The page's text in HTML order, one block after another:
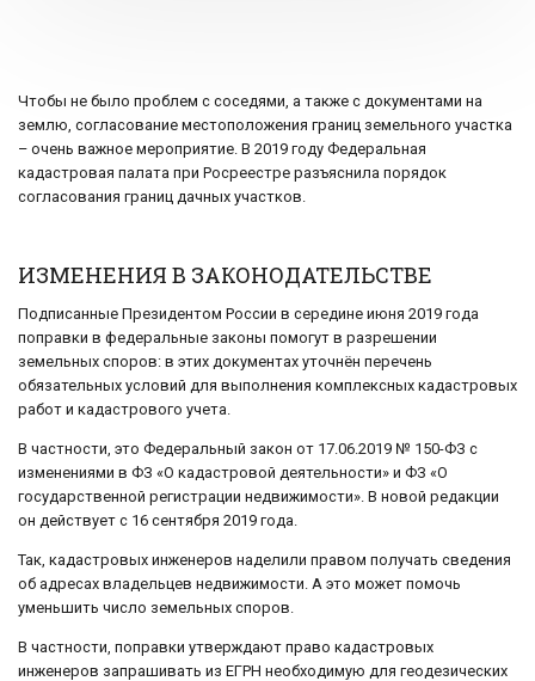
Чтобы не было проблем с соседями, а также с документами на
землю, согласование местоположения границ земельного участка
– очень важное мероприятие. В 2019 году Федеральная
кадастровая палата при Росреестре разъяснила порядок
согласования границ дачных участков.
ИЗМЕНЕНИЯ В ЗАКОНОДАТЕЛЬСТВЕ
Подписанные Президентом России в середине июня 2019 года
поправки в федеральные законы помогут в разрешении
земельных споров: в этих документах уточнён перечень
обязательных условий для выполнения комплексных кадастровых
работ и кадастрового учета.
В частности, это Федеральный закон от 17.06.2019 № 150-ФЗ с
изменениями в ФЗ «О кадастровой деятельности» и ФЗ «О
государственной регистрации недвижимости». В новой редакции
он действует с 16 сентября 2019 года.
Так, кадастровых инженеров наделили правом получать сведения
об адресах владельцев недвижимости. А это может помочь
уменьшить число земельных споров.
В частности, поправки утверждают право кадастровых
инженеров запрашивать из ЕГРН необходимую для геодезических